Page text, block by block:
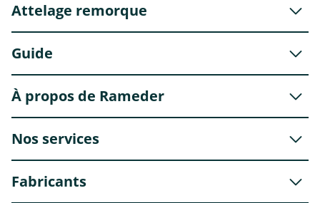
Attelage remorque
Guide
À propos de Rameder
Nos services
Fabricants